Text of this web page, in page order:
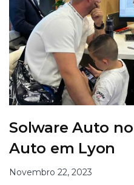
Solware Auto
Auto em Lyon
Novembro 22, 2023